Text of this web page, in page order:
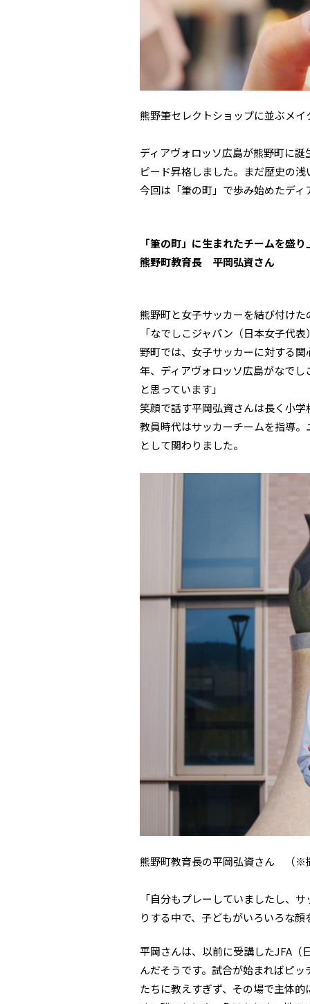
熊野筆セレクトショップに並ぶメイ
ディアヴォロッソ広島が熊野町に
ピード昇格しました。まだ歴史の
今回は「筆の町」で歩み始めたデ
「筆の町」に生まれたチームを盛
熊野町教育長 平岡弘資さん
熊野町と女子サッカーを結び付け
「なでしこジャパン（日本女子代
野町では、女子サッカーに対する
年、ディアヴォロッソ広島がなで
と思っています」
笑顔で話す平岡弘資さんは長く小
教員時代はサッカーチームを指導
として関わりました。
熊野町教育長の平岡弘資さん （※
「自分もプレーしていましたし、
りする中で、子どもがいろいろな
平岡さんは、以前に受講したJFA（
んだそうです。試合が始まればピ
たちに教えすぎず、その場で主体